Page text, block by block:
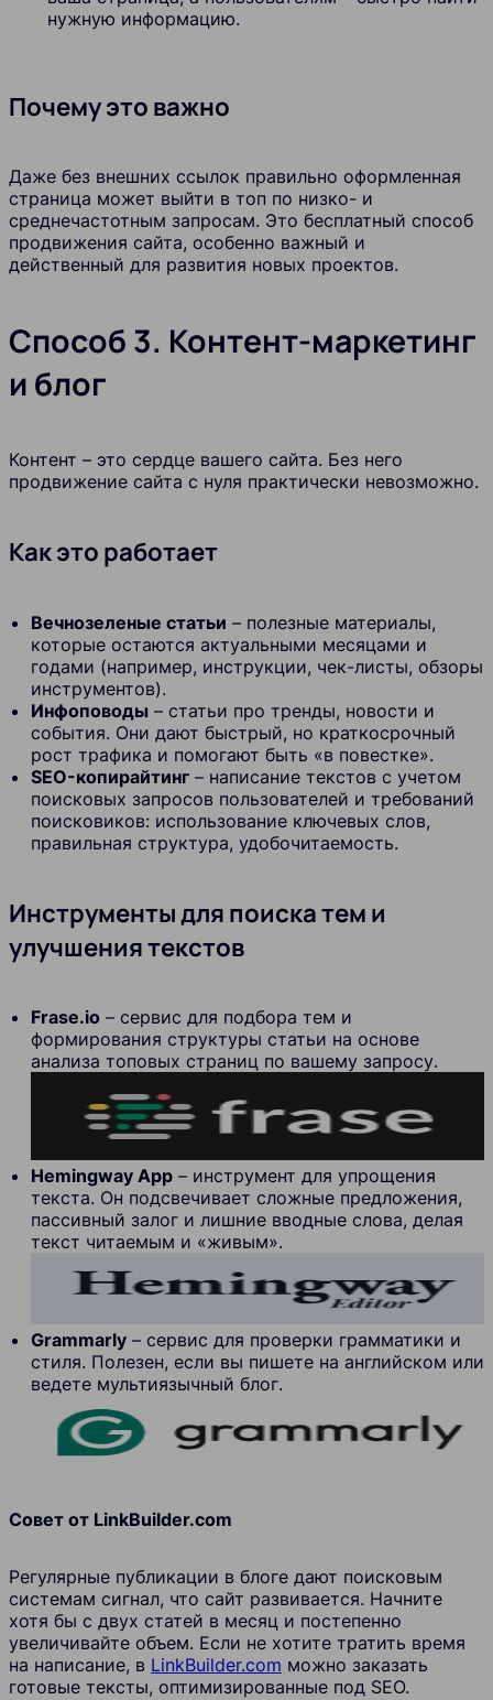
нужную информацию.
Почему это важно
Даже без внешних ссылок правильно оформленная
страница может выйти в топ по низко- и
среднечастотным запросам. Это бесплатный способ
продвижения сайта, особенно важный и
действенный для развития новых проектов.
Способ 3. Контент-маркетинг
и блог
Контент – это сердце вашего сайта. Без него
продвижение сайта с нуля практически невозможно.
Как это работает
Вечнозеленые статьи – полезные материалы,
которые остаются актуальными месяцами и
годами (например, инструкции, чек-листы, обзоры
инструментов).
Инфоповоды – статьи про тренды, новости и
события. Они дают быстрый, но краткосрочный
рост трафика и помогают быть «в повестке».
SEO-копирайтинг – написание текстов с учетом
поисковых запросов пользователей и требований
поисковиков: использование ключевых слов,
правильная структура, удобочитаемость.
Инструменты для поиска тем и
улучшения текстов
Frase.io – сервис для подбора тем и
формирования структуры статьи на основе
анализа топовых страниц по вашему запросу.
Hemingway App – инструмент для упрощения
текста. Он подсвечивает сложные предложения,
пассивный залог и лишние вводные слова, делая
текст читаемым и «живым».
Grammarly – сервис для проверки грамматики и
стиля. Полезен, если вы пишете на английском или
ведете мультиязычный блог.
Совет от LinkBuilder.com
Регулярные публикации в блоге дают поисковым
системам сигнал, что сайт развивается. Начните
хотя бы с двух статей в месяц и постепенно
увеличивайте объем. Если не хотите тратить время
на написание, в LinkBuilder.com можно заказать
готовые тексты, оптимизированные под SEO.